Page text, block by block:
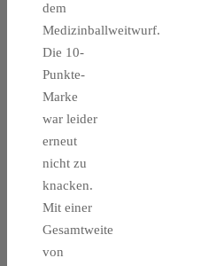
dem
Medizinballweitwurf.
Die 10-
Punkte-
Marke
war leider
erneut
nicht zu
knacken.
Mit einer
Gesamtweite
von